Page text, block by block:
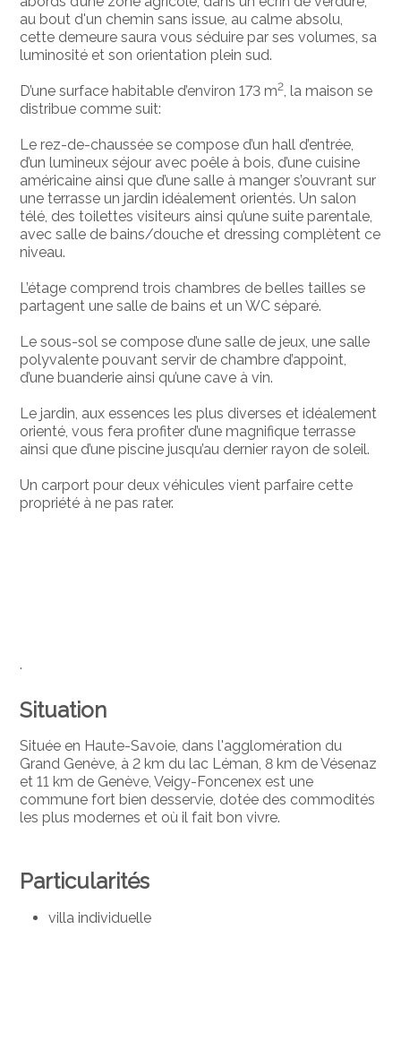
au bout d'un chemin sans issue, au calme absolu,
cette demeure saura vous séduire par ses volumes, sa
luminosité et son orientation plein sud.
D’une surface habitable d’environ 173 m2, la maison se
distribue comme suit:
Le rez-de-chaussée se compose d’un hall d’entrée,
d’un lumineux séjour avec poêle à bois, d’une cuisine
américaine ainsi que d’une salle à manger s’ouvrant sur
une terrasse un jardin idéalement orientés. Un salon
télé, des toilettes visiteurs ainsi qu’une suite parentale,
avec salle de bains/douche et dressing complètent ce
niveau.
L’étage comprend trois chambres de belles tailles se
partagent une salle de bains et un WC séparé.
Le sous-sol se compose d’une salle de jeux, une salle
polyvalente pouvant servir de chambre d’appoint,
d’une buanderie ainsi qu’une cave à vin.
Le jardin, aux essences les plus diverses et idéalement
orienté, vous fera profiter d’une magnifique terrasse
ainsi que d’une piscine jusqu’au dernier rayon de soleil.
Un carport pour deux véhicules vient parfaire cette
propriété à ne pas rater.
.
Situation
Située en Haute-Savoie, dans l'agglomération du
Grand Genève, à 2 km du lac Léman, 8 km de Vésenaz
et 11 km de Genève, Veigy-Foncenex est une
commune fort bien desservie, dotée des commodités
les plus modernes et où il fait bon vivre.
Particularités
villa individuelle